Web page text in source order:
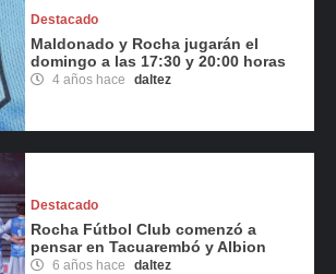
Destacado
Maldonado y Rocha jugarán el
domingo a las 17:30 y 20:00 horas
4 años hace daltez
Destacado
Rocha Fútbol Club comenzó a
pensar en Tacuarembó y Albion
6 años hace daltez